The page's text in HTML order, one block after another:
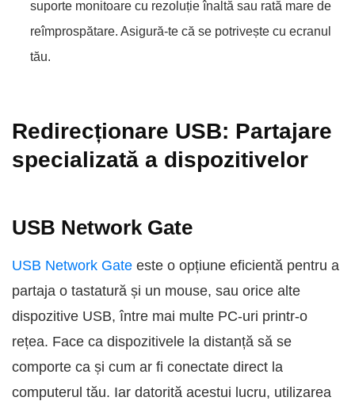
suporte monitoare cu rezoluție înaltă sau rată mare de
reîmprospătare. Asigură-te că se potrivește cu ecranul
tău.
Redirecționare USB: Partajare
specializată a dispozitivelor
USB Network Gate
USB Network Gate este o opțiune eficientă pentru a
partaja o tastatură și un mouse, sau orice alte
dispozitive USB, între mai multe PC-uri printr-o
rețea. Face ca dispozitivele la distanță să se
comporte ca și cum ar fi conectate direct la
computerul tău. Iar datorită acestui lucru, utilizarea